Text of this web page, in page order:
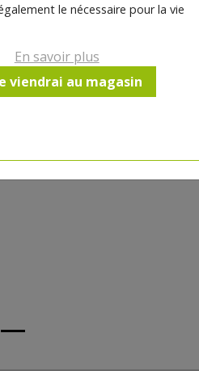
le nécessaire pour la vie
En savoir plus
viendrai au magasin